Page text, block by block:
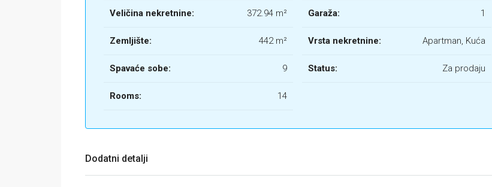
Veličina nekretnine: 372.94 m²
Zemljište: 442 m²
Spavaće sobe: 9
Rooms: 14
Garaža: 1
Vrsta nekretnine: Apartman, Kuća
Status: Za prodaju
Dodatni detalji